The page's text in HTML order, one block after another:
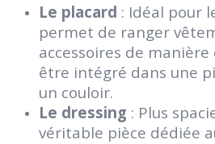
Le placard : Idéal pour
permet de ranger
accessoires de
être intégré dans une
un couloir.
Le dressing : Plus
véritable pièce dédiée